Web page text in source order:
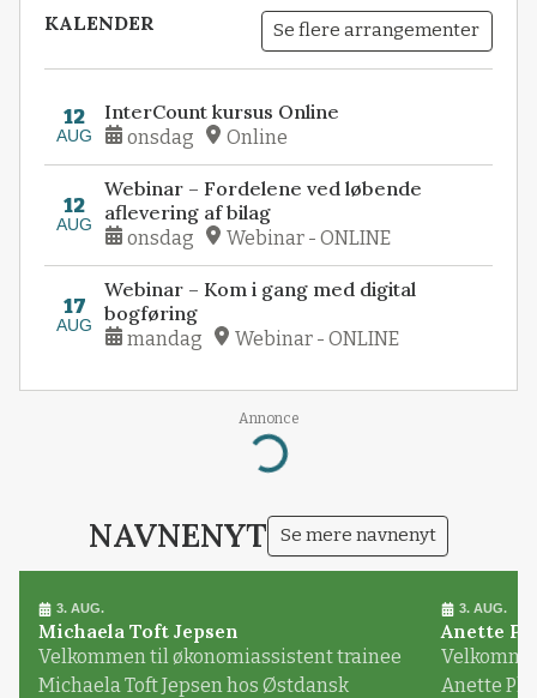
KALENDER Se flere arrangementer
12
AUG
InterCount kursus Online
onsdag Online
12
AUG
Webinar – Fordelene ved løbende
aflevering af bilag
onsdag Webinar - ONLINE
17
AUG
Webinar – Kom i gang med digital
bogføring
mandag Webinar - ONLINE
Annonce
Loading...
NAVNENYT Se mere navnenyt
3. AUG.
Michaela Toft Jepsen
Velkommen til økonomiassistent trainee
Michaela Toft Jepsen hos Østdansk
3. AUG.
Anette
Anette